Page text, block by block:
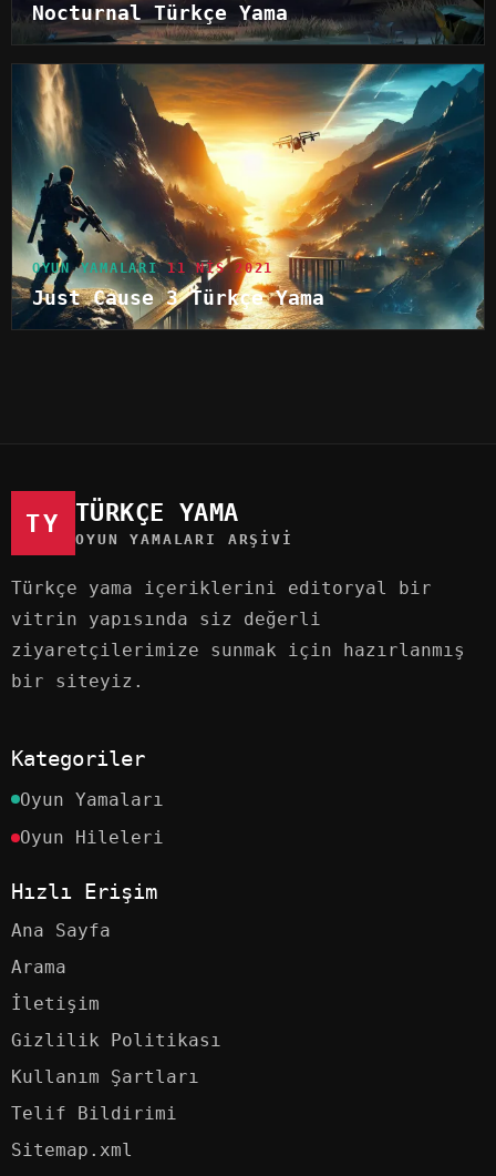
Nocturnal Türkçe Yama
OYUN YAMALARI 11 NIS 2021
Just Cause 3 Türkçe Yama
TY TÜRKÇE YAMA
OYUN YAMALARI ARŞIVI
Türkçe yama içeriklerini editoryal bir
vitrin yapısında siz değerli
ziyaretçilerimize sunmak için hazırlanmış
bir siteyiz.
Kategoriler
Oyun Yamaları
Oyun Hileleri
Hızlı Erişim
Ana Sayfa
Arama
İletişim
Gizlilik Politikası
Kullanım Şartları
Telif Bildirimi
Sitemap.xml